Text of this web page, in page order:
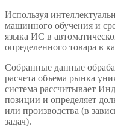
Используя
машинного обучения и
языка ИС в
определенного товара в
Собранные данные
расчета объема рынка
система рассчитывает
позиции и определяет
или производства (в
задач).